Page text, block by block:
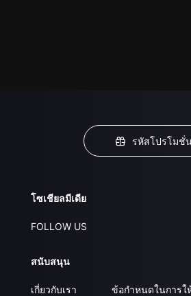
รหัสโปรโมชั่
โซเชียลมีเดีย
FOLLOW US
สนับสนุน
เกี่ยวกับเรา
ข้อกำหนดในการใ